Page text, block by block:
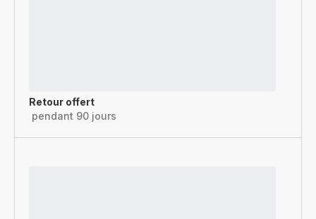
Retour offert
pendant 90 jours